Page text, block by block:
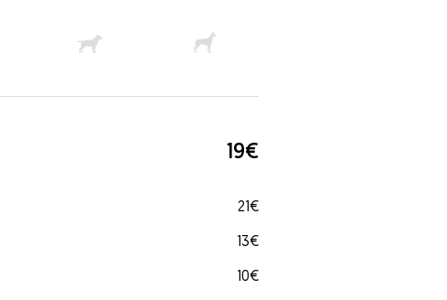
19€
21€
13€
10€